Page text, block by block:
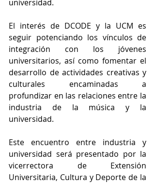
universidad.
El interés de DCODE y la UCM es
seguir potenciando los vínculos de
integración con los jóvenes
universitarios, así como fomentar el
desarrollo de actividades creativas y
culturales encaminadas a
profundizar en las relaciones entre la
industria de la música y la
universidad.
Este encuentro entre industria y
universidad será presentado por la
vicerrectora de Extensión
Universitaria, Cultura y Deporte de la